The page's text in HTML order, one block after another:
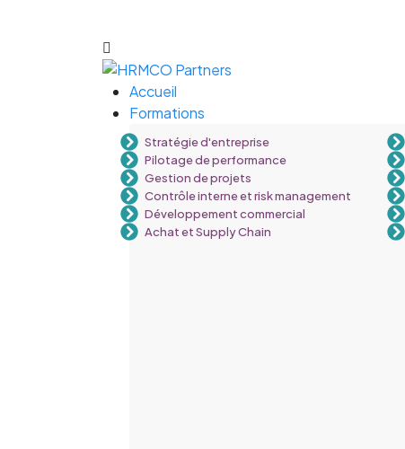
Accueil
Formations
Stratégie d'entreprise
Pilotage de performance
Gestion de projets
Contrôle interne et risk management
Développement commercial
Achat et Supply Chain